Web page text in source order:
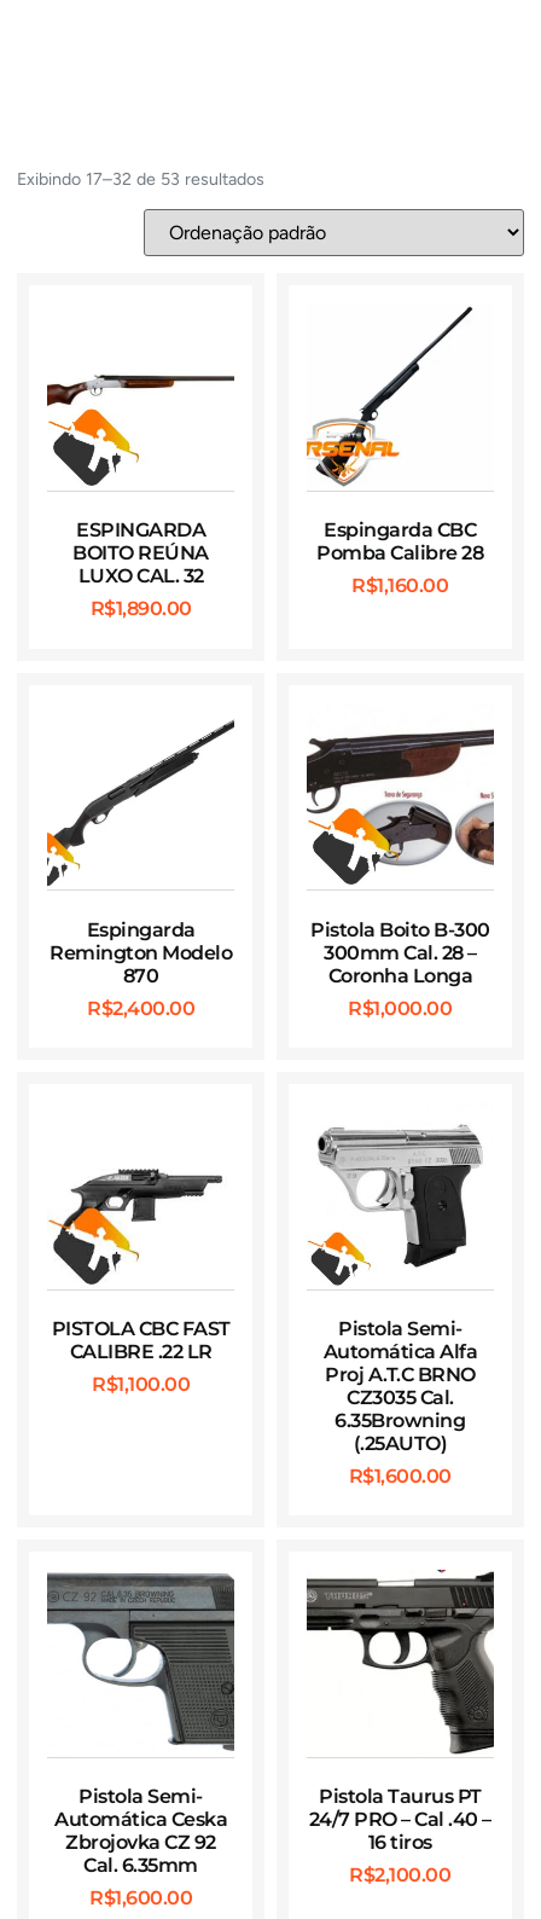
Exibindo 17–32 de 53 resultados
ESPINGARDA
BOITO REÚNA
LUXO CAL. 32
R$1,890.00
Espingarda CBC
Pomba Calibre 28
R$1,160.00
Espingarda
Remington Modelo
870
R$2,400.00
Pistola Boito B-300
300mm Cal. 28 –
Coronha Longa
R$1,000.00
PISTOLA CBC FAST
CALIBRE .22 LR
R$1,100.00
Pistola Semi-
Automática Alfa
Proj A.T.C BRNO
CZ3035 Cal.
6.35Browning
(.25AUTO)
R$1,600.00
Pistola Semi-
Automática Ceska
Zbrojovka CZ 92
Cal. 6.35mm
R$1,600.00
Pistola Taurus PT
24/7 PRO – Cal .40 –
16 tiros
R$2,100.00